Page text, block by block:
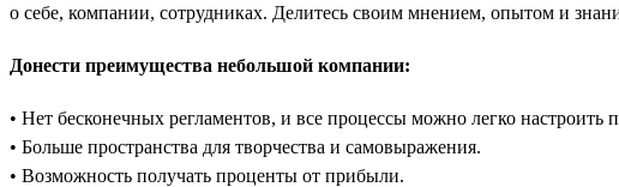
о себе, компании, сотрудниках. Делитесь своим мнением, опытом и
Донести преимущества небольшой компании:
• Нет бесконечных регламентов, и все процессы можно легко настроить
• Больше пространства для творчества и самовыражения.
• Возможность получать проценты от прибыли.